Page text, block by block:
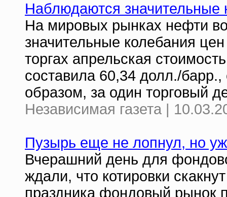
Наблюдаются значительные
На мировых рынках нефти
значительные колебания
торгах апрельская
составила 60,34 долл./
образом, за один торговый
Независимая газета |
Пузырь еще не лопнул, но
Вчерашний день для
ждали, что котировки
праздника фондовый рынок